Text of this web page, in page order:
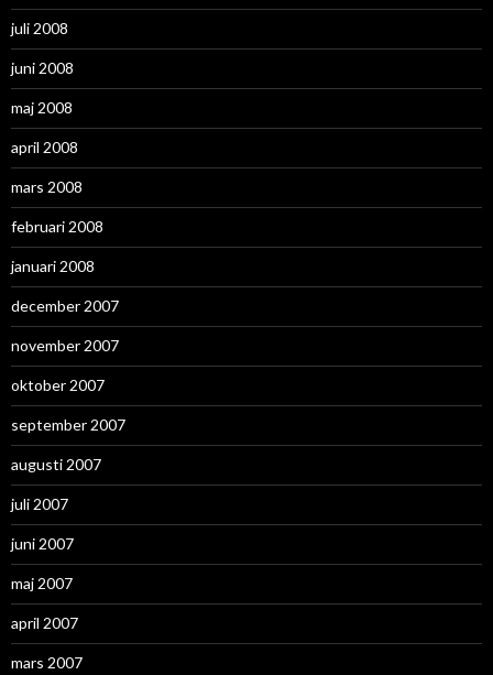
juli 2008
juni 2008
maj 2008
april 2008
mars 2008
februari 2008
januari 2008
december 2007
november 2007
oktober 2007
september 2007
augusti 2007
juli 2007
juni 2007
maj 2007
april 2007
mars 2007